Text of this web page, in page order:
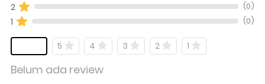
2 (0)
1 (0)
5 4 3 2 1
Belum ada review